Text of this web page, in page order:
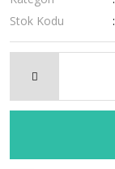
Stok Kodu